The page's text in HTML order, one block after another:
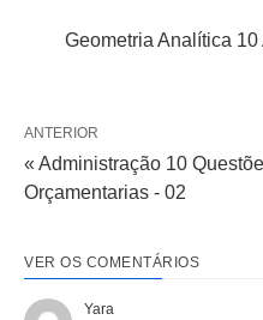
Geometria Analítica
ANTERIOR
« Administração 10
Orçamentarias - 02
VER OS COMENTÁRIOS
Yara